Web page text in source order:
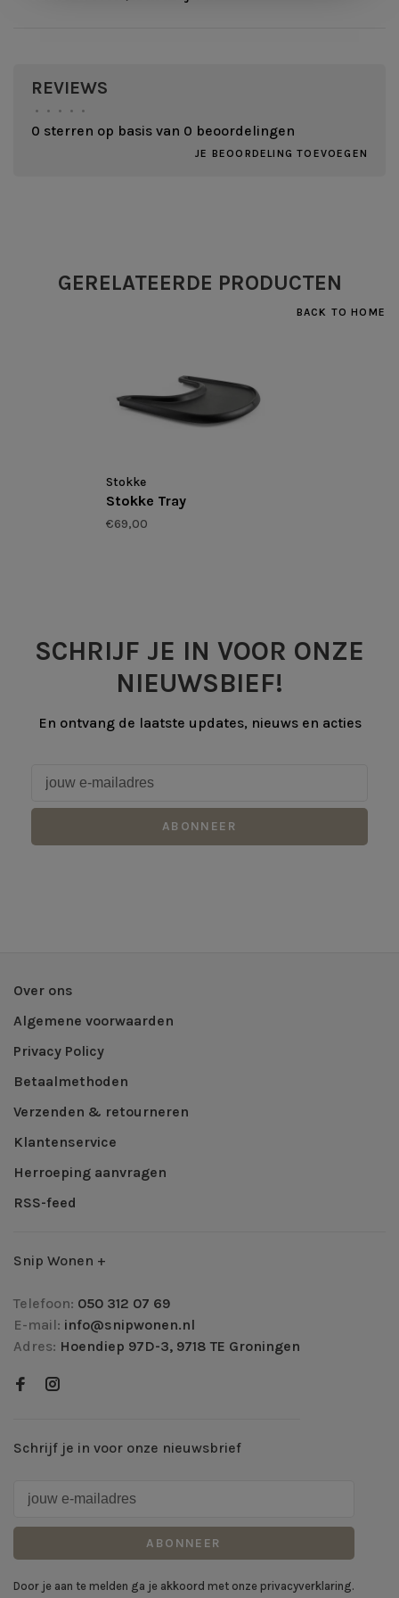
REVIEWS
• • • • •
0 sterren op basis van 0 beoordelingen
JE BEOORDELING TOEVOEGEN
GERELATEERDE PRODUCTEN
BACK TO HOME
Stokke
Stokke Tray
€69,00
SCHRIJF JE IN VOOR ONZE
NIEUWSBIEF!
En ontvang de laatste updates, nieuws en acties
ABONNEER
Over ons
Algemene voorwaarden
Privacy Policy
Betaalmethoden
Verzenden & retourneren
Klantenservice
Herroeping aanvragen
RSS-feed
Snip Wonen +
Telefoon: 050 312 07 69
E-mail: info@snipwonen.nl
Adres: Hoendiep 97D-3, 9718 TE Groningen
Schrijf je in voor onze nieuwsbrief
ABONNEER
Door je aan te melden ga je akkoord met onze privacyverklaring.